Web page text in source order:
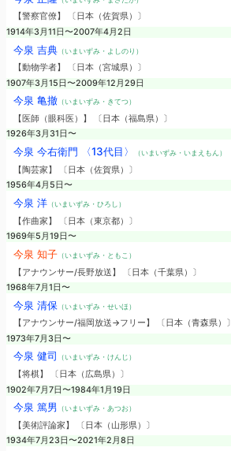
【警察官僚】 〔日本（佐賀県）〕
1914年3月11日〜2007年4月2日
今泉 吉典（いまいずみ・よしのり）
【動物学者】 〔日本（宮城県）〕
1907年3月15日〜2009年12月29日
今泉 亀撤（いまいずみ・きてつ）
【医師（眼科医）】 〔日本（福島県）〕
1926年3月31日〜
今泉 今右衛門 〈13代目〉 （いまいずみ・いまえもん）
【陶芸家】 〔日本（佐賀県）〕
1956年4月5日〜
今泉 洋（いまいずみ・ひろし）
【作曲家】 〔日本（東京都）〕
1969年5月19日〜
今泉 知子（いまいずみ・ともこ）
【アナウンサー/長野放送】 〔日本（千葉県）〕
1968年7月1日〜
今泉 清保 （いまいずみ・せいほ）
【アナウンサー/福岡放送→フリー】 〔日本（青森県）〕
1973年7月3日〜
今泉 健司 （いまいずみ・けんじ）
【将棋】 〔日本（広島県）〕
1902年7月7日〜1984年1月19日
今泉 篤男 （いまいずみ・あつお）
【美術評論家】 〔日本（山形県）〕
1934年7月23日〜2021年2月8日